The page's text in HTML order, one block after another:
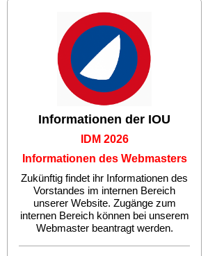
Informationen der IOU
IDM 2026
Informationen des Webmasters
Zukünftig findet ihr Informationen des
Vorstandes im internen Bereich
unserer Website. Zugänge zum
internen Bereich können bei unserem
Webmaster beantragt werden.